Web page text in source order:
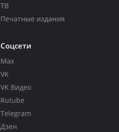
ТВ
Печатные издания
Соцсети
Max
VK
VK Видео
Rutube
Telegram
Дзен